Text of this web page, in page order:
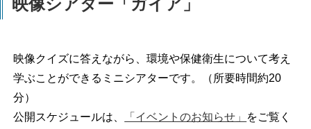
映像シアター「ガイア」
映像クイズに答えながら、環境や保健衛生について考え
学ぶことができるミニシアターです。（所要時間約20
分）
公開スケジュールは、
「イベントのお知らせ」 をご覧く